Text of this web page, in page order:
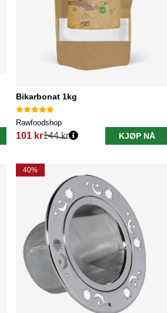
Bikarbonat 1kg
Rawfoodshop
101 kr
Vanlig pris:
144 kr KJØP NÅ
40%